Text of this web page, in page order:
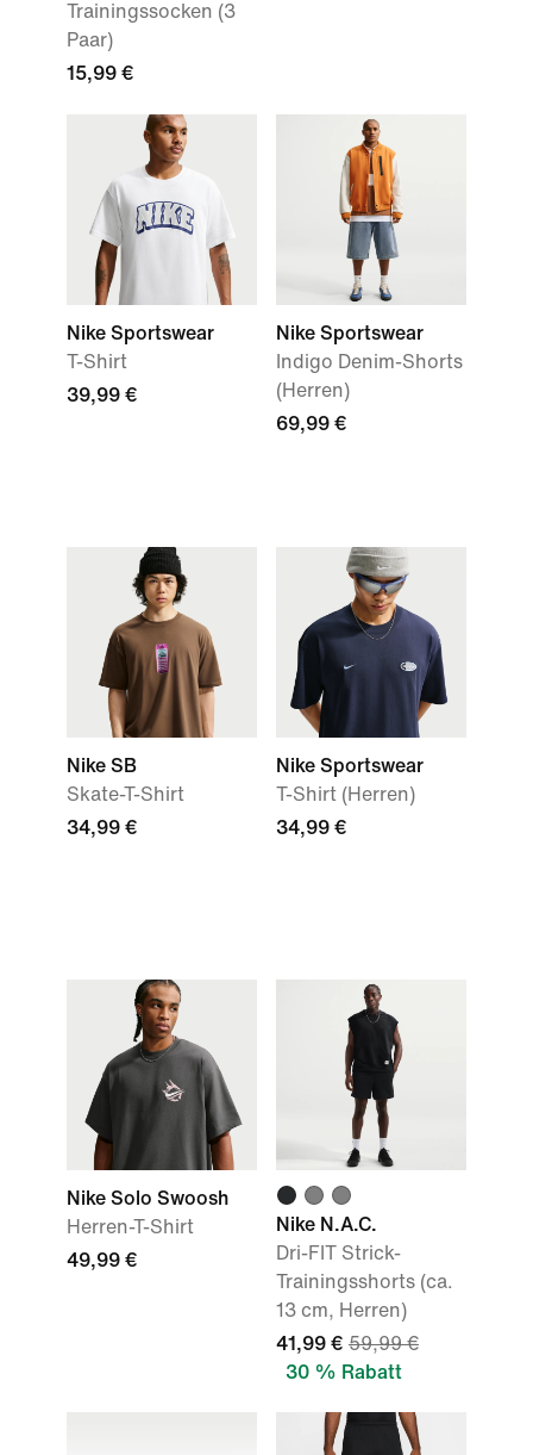
Trainingssocken (3
Paar)
15,99 €
Nike Sportswear
T-Shirt
39,99 €
Nike Sportswear
Indigo Denim-Shorts
(Herren)
69,99 €
Nike SB
Skate-T-Shirt
34,99 €
Nike Sportswear
T-Shirt (Herren)
34,99 €
Nike Solo Swoosh
Herren-T-Shirt
49,99 €
Nike N.A.C.
Dri-FIT Strick-
Trainingsshorts (ca.
13 cm, Herren)
41,99 € 59,99 €
30 % Rabatt